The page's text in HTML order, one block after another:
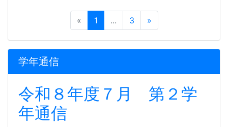
« 1 ... 3 »
学年通信
令和８年度７月 第２学
年通信